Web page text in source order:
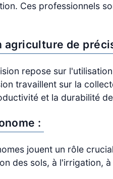
Ces professionnels
agriculture de
repose sur
travaillent sur la
et la durabilité
:
jouent un rôle
des sols, à l'irrigation,